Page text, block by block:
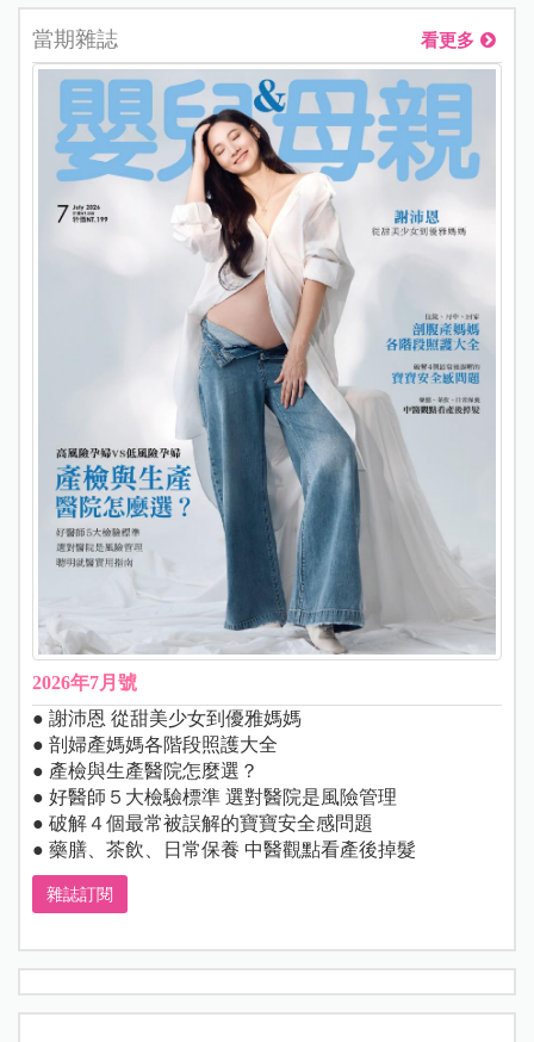
當期雜誌 看更多
2026年7月號
● 謝沛恩 從甜美少女到優雅媽媽
● 剖婦產媽媽各階段照護大全
● 產檢與生產醫院怎麼選？
● 好醫師５大檢驗標準 選對醫院是風險管理
● 破解４個最常被誤解的寶寶安全感問題
● 藥膳、茶飲、日常保養 中醫觀點看產後掉髮
雜誌訂閱